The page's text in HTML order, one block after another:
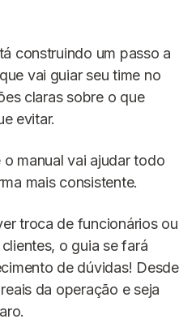
construindo um passo a
vai guiar seu time no
claras sobre o que
evitar.
manual vai ajudar todo
mais consistente.
troca de funcionários ou
o guia se fará
de dúvidas! Desde
da operação e seja